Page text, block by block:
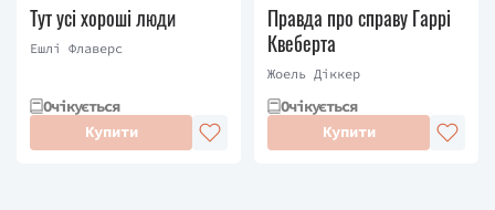
Тут усі хороші люди
Ешлі Флаверс
Очікується
Купити
Правда про справу Гаррі
Квеберта
Жоель Діккер
Очікується
Купити